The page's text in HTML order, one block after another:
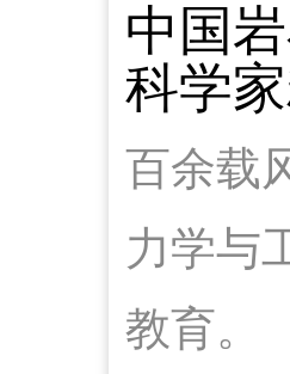
中国
科学
百余载
力学与
教育。